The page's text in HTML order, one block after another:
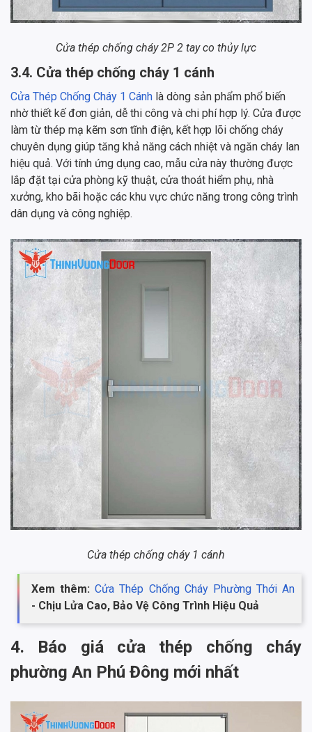
Cửa thép chống cháy 2P 2 tay co thủy lực
3.4. Cửa thép chống cháy 1 cánh
Cửa Thép Chống Cháy 1 Cánh là dòng sản phẩm phổ biến
nhờ thiết kế đơn giản, dễ thi công và chi phí hợp lý. Cửa được
làm từ thép mạ kẽm sơn tĩnh điện, kết hợp lõi chống cháy
chuyên dụng giúp tăng khả năng cách nhiệt và ngăn cháy lan
hiệu quả. Với tính ứng dụng cao, mẫu cửa này thường được
lắp đặt tại cửa phòng kỹ thuật, cửa thoát hiểm phụ, nhà
xưởng, kho bãi hoặc các khu vực chức năng trong công trình
dân dụng và công nghiệp.
Cửa thép chống cháy 1 cánh
Xem thêm:Cửa Thép Chống Cháy Phường Thới An
- Chịu Lửa Cao, Bảo Vệ Công Trình Hiệu Quả
4. Báo giá cửa thép chống cháy
phường An Phú Đông mới nhất